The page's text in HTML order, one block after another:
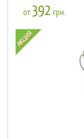
от392 грн.